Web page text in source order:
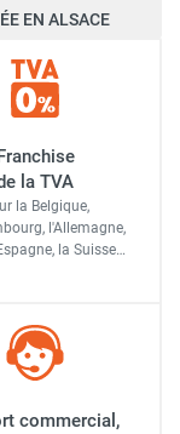
EN ALSACE
la TVA
la Belgique,
l'Allemagne,
la Suisse…
commercial,